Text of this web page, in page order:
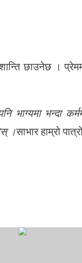
छाउनेछ ।
भन्दा
।साभार हाम्रो